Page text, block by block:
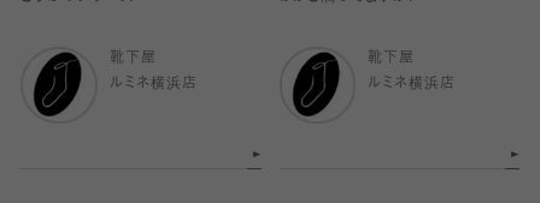
靴下屋
ルミネ横浜店
靴下屋
ルミネ横浜店